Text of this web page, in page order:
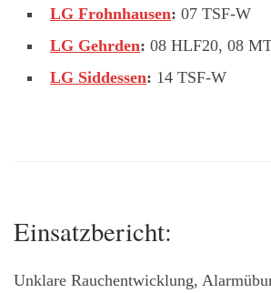
LG Frohnhausen: 07 TSF-W
LG Gehrden: 08 HLF20, 08
LG Siddessen: 14 TSF-W
Einsatzbericht:
Unklare Rauchentwicklung,